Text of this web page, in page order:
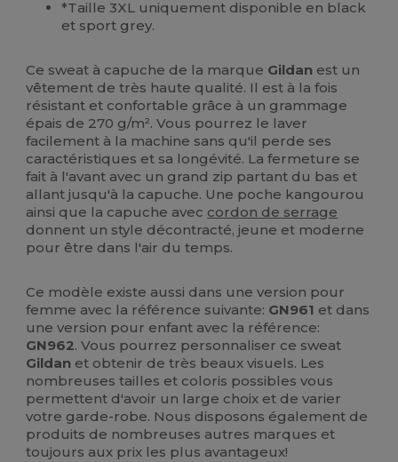
*Taille 3XL uniquement disponible en black
et sport grey.
Ce sweat à capuche de la marque Gildan est un
vêtement de très haute qualité. Il est à la fois
résistant et confortable grâce à un grammage
épais de 270 g/m². Vous pourrez le laver
facilement à la machine sans qu'il perde ses
caractéristiques et sa longévité. La fermeture se
fait à l'avant avec un grand zip partant du bas et
allant jusqu'à la capuche. Une poche kangourou
ainsi que la capuche avec cordon de serrage
donnent un style décontracté, jeune et moderne
pour être dans l'air du temps.
Ce modèle existe aussi dans une version pour
femme avec la référence suivante: GN961 et dans
une version pour enfant avec la référence:
GN962. Vous pourrez personnaliser ce sweat
Gildan et obtenir de très beaux visuels. Les
nombreuses tailles et coloris possibles vous
permettent d'avoir un large choix et de varier
votre garde-robe. Nous disposons également de
produits de nombreuses autres marques et
toujours aux prix les plus avantageux!